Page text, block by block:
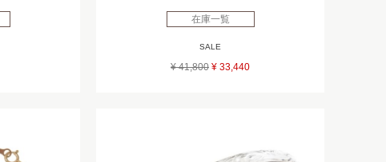
在庫一覧
SALE
¥ 41,800 ¥ 33,440